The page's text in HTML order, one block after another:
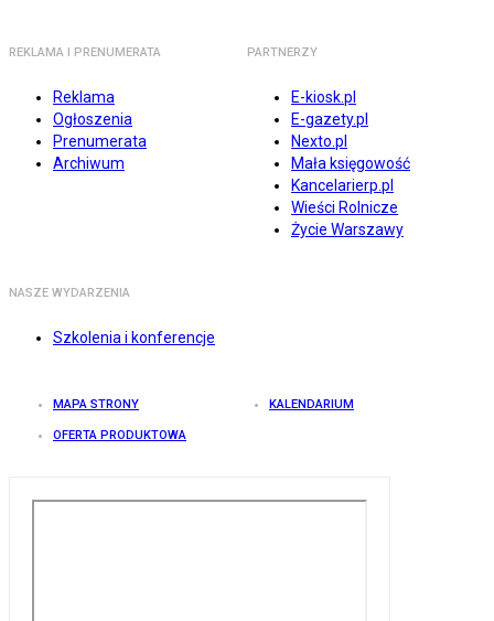
REKLAMA I PRENUMERATA
Reklama
Ogłoszenia
Prenumerata
Archiwum
PARTNERZY
E-kiosk.pl
E-gazety.pl
Nexto.pl
Mała księgowość
Kancelarierp.pl
Wieści Rolnicze
Życie Warszawy
NASZE WYDARZENIA
Szkolenia i konferencje
MAPA STRONY KALENDARIUM
OFERTA PRODUKTOWA